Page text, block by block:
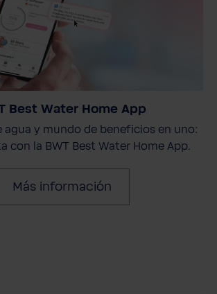
Best Water Home App
agua y mundo de beneficios en uno:
con la BWT Best Water Home App.
Más información